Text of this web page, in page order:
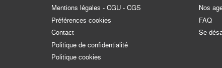
Mentions légales - CGU - CGS
Préférences cookies
Contact
Politique de confidentialité
Politique cookies
Nos
FAQ
Se